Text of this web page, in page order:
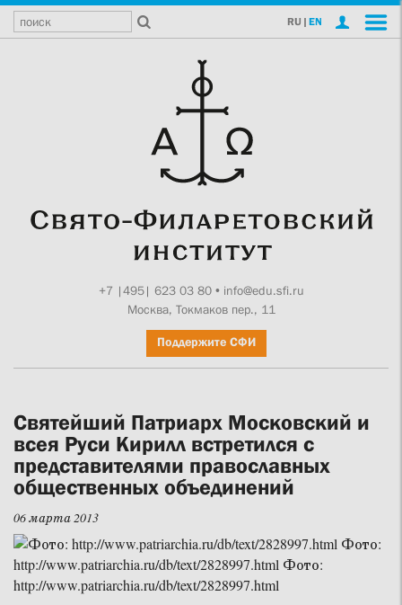
RU | EN
+7 |495| 623 03 80• info@edu.sfi.ru
Москва, Токмаков пер., 11
Поддержите СФИ
Святейший Патриарх Московский и
всея Руси Кирилл встретился с
представителями православных
общественных объединений
06 марта 2013